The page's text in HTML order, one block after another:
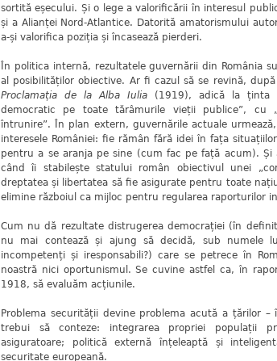
sortită eșecului. Și o lege a valorificării în interesul
și a Alianței Nord-Atlantice. Datorită amatorismului
a-și valorifica poziția și încasează pierderi.
În politica internă, rezultatele guvernării din România
al posibilităților obiective. Ar fi cazul să se revină,
Proclamația de la Alba Iulia (1919), adică la ținta
democratic pe toate tărâmurile vieții publice”, cu
întrunire”. În plan extern, guvernările actuale
interesele României: fie rămân fără idei în fața
pentru a se aranja pe sine (cum fac pe față acum).
când îi stabilește statului român obiectivul unei
dreptatea și libertatea să fie asigurate pentru toate
elimine războiul ca mijloc pentru regularea raporturilor
Cum nu dă rezultate distrugerea democrației (în
nu mai contează și ajung să decidă, sub numele
incompetenți și iresponsabili?) care se petrece în
noastră nici oportunismul. Se cuvine astfel ca, în
1918, să evaluăm acțiunile.
Problema securității devine problema acută a țărilor
trebui să conteze: integrarea propriei populații
asiguratoare; politică externă înțeleaptă și
securitate europeană.